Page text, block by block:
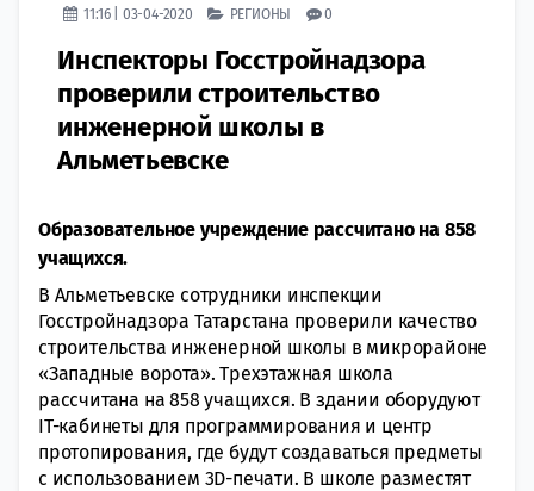
11:16 | 03-04-2020 РЕГИОНЫ 0
Инспекторы Госстройнадзора
проверили строительство
инженерной школы в
Альметьевске
Образовательное учреждение рассчитано на 858
учащихся.
В Альметьевске сотрудники инспекции
Госстройнадзора Татарстана проверили качество
строительства инженерной школы в микрорайоне
«Западные ворота». Трехэтажная школа
рассчитана на 858 учащихся. В здании оборудуют
IT-кабинеты для программирования и центр
протопирования, где будут создаваться предметы
с использованием 3D-печати. В школе разместят